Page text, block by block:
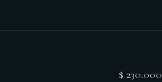
$ 230.000